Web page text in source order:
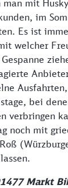
man mit
im
Es ist
welcher
bei
verbringen
noch mit
Markt